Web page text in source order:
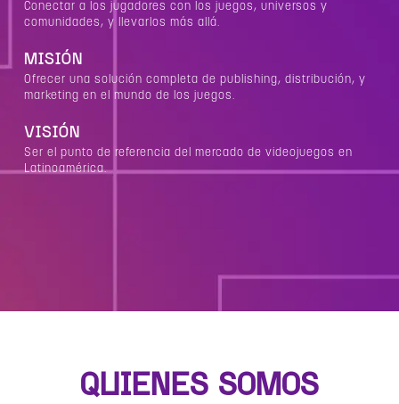
Conectar a los jugadores con los juegos, universos y
comunidades, y llevarlos más allá.
MISIÓN
Ofrecer una solución completa de publishing, distribución, y
marketing en el mundo de los juegos.
VISIÓN
Ser el punto de referencia del mercado de videojuegos en
Latinoamérica.
QUIENES SOMOS